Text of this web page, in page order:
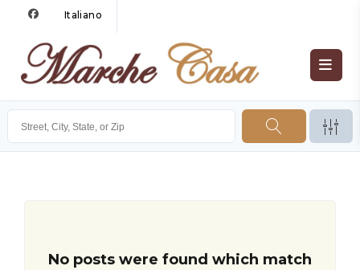
Italiano
No posts were found which match